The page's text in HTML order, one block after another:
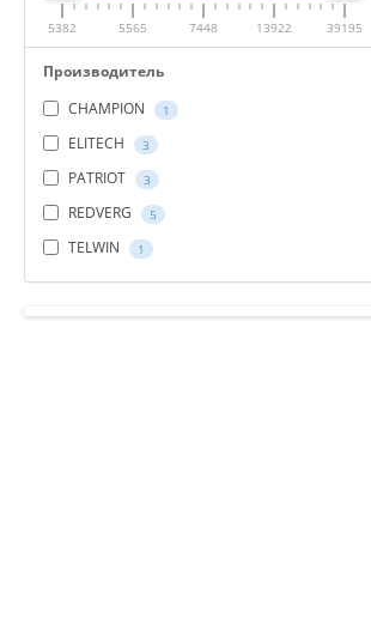
5382 5565 7448 13922 39195
Производитель
CHAMPION
1
ELITECH 3
PATRIOT 3
REDVERG 5
TELWIN 1